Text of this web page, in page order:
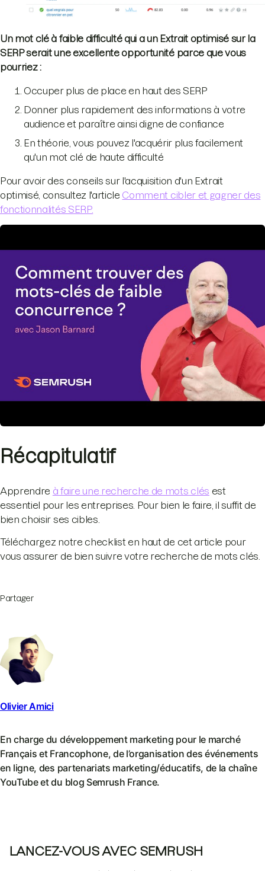
Un mot clé à faible difficulté qui a un Extrait optimisé sur la
SERP serait une excellente opportunité parce que vous
pourriez :
Occuper plus de place en haut des SERP
Donner plus rapidement des informations à votre
audience et paraître ainsi digne de confiance
En théorie, vous pouvez l'acquérir plus facilement
qu'un mot clé de haute difficulté
Pour avoir des conseils sur l'acquisition d'un Extrait
optimisé, consultez l'article Comment cibler et gagner des
fonctionnalités SERP.
Récapitulatif
Apprendre à faire une recherche de mots clés est
essentiel pour les entreprises. Pour bien le faire, il suffit de
bien choisir ses cibles.
Téléchargez notre checklist en haut de cet article pour
vous assurer de bien suivre votre recherche de mots clés.
Partager
Olivier Amici
En charge du développement marketing pour le marché
Français et Francophone, de l’organisation des événements
en ligne, des partenariats marketing/éducatifs, de la chaîne
YouTube et du blog Semrush France.
LANCEZ-VOUS AVEC SEMRUSH